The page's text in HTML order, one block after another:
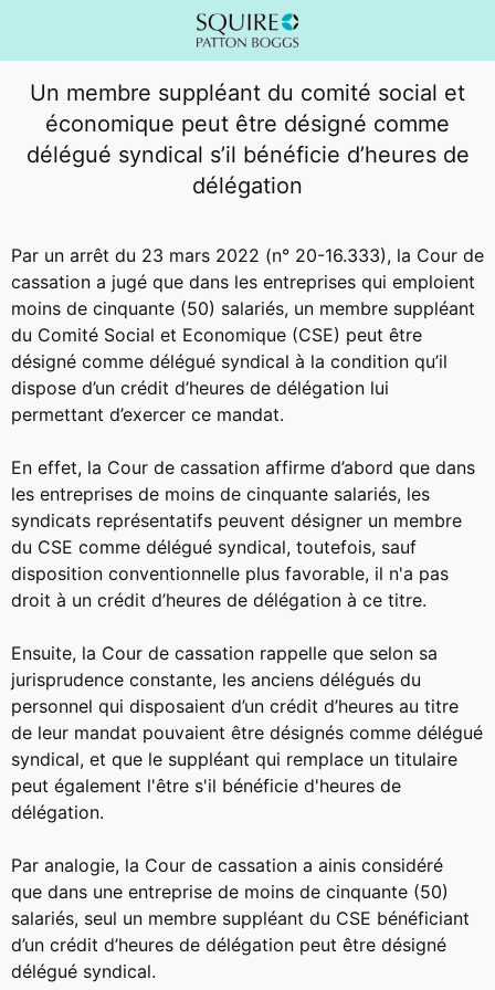
Un membre suppléant du comité social et
économique peut être désigné comme
délégué syndical s’il bénéficie d’heures de
délégation
Par un arrêt du 23 mars 2022 (n° 20-16.333), la Cour de
cassation a jugé que dans les entreprises qui emploient
moins de cinquante (50) salariés, un membre suppléant
du Comité Social et Economique (CSE) peut être
désigné comme délégué syndical à la condition qu’il
dispose d’un crédit d’heures de délégation lui
permettant d’exercer ce mandat.
En effet, la Cour de cassation affirme d’abord que dans
les entreprises de moins de cinquante salariés, les
syndicats représentatifs peuvent désigner un membre
du CSE comme délégué syndical, toutefois, sauf
disposition conventionnelle plus favorable, il n'a pas
droit à un crédit d’heures de délégation à ce titre.
Ensuite, la Cour de cassation rappelle que selon sa
jurisprudence constante, les anciens délégués du
personnel qui disposaient d’un crédit d’heures au titre
de leur mandat pouvaient être désignés comme délégué
syndical, et que le suppléant qui remplace un titulaire
peut également l'être s'il bénéficie d'heures de
délégation.
Par analogie, la Cour de cassation a ainis considéré
que dans une entreprise de moins de cinquante (50)
salariés, seul un membre suppléant du CSE bénéficiant
d’un crédit d’heures de délégation peut être désigné
délégué syndical.